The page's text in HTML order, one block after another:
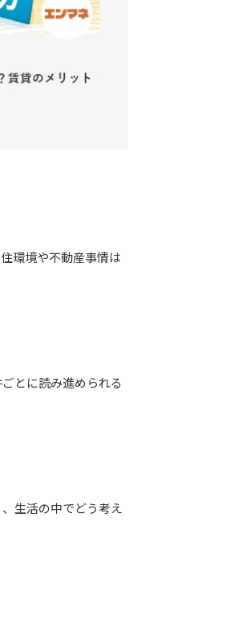
環境や不動産事情は
とに読み進められる
生活の中でどう考え